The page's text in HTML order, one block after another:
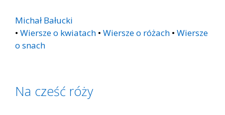
Michał Bałucki
• Wiersze o kwiatach • Wiersze o różach • Wiersze
o snach
Na cześć róży